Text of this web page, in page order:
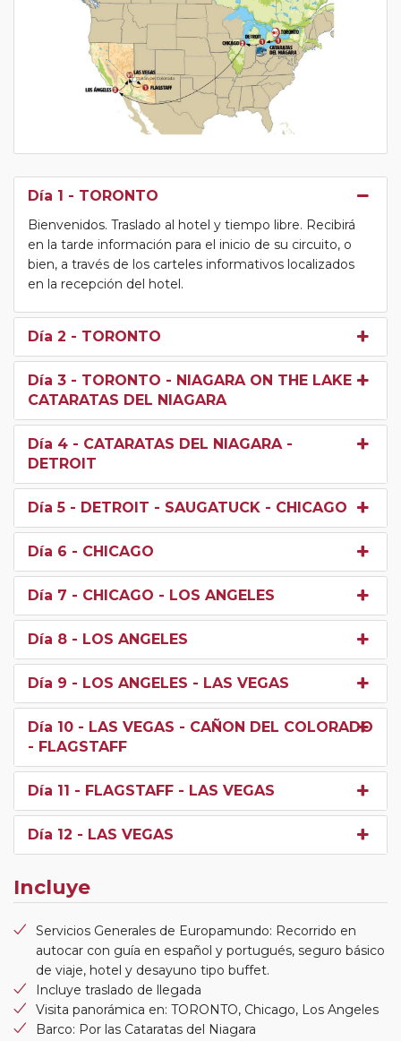
Día 1 - TORONTO
Bienvenidos. Traslado al hotel y tiempo libre. Recibirá
en la tarde información para el inicio de su circuito, o
bien, a través de los carteles informativos localizados
en la recepción del hotel.
Día 2 - TORONTO
Día 3 - TORONTO - NIAGARA ON THE LAKE -
CATARATAS DEL NIAGARA
Día 4 - CATARATAS DEL NIAGARA -
DETROIT
Día 5 - DETROIT - SAUGATUCK - CHICAGO
Día 6 - CHICAGO
Día 7 - CHICAGO - LOS ANGELES
Día 8 - LOS ANGELES
Día 9 - LOS ANGELES - LAS VEGAS
Día 10 - LAS VEGAS - CAÑON DEL COLORADO
- FLAGSTAFF
Día 11 - FLAGSTAFF - LAS VEGAS
Día 12 - LAS VEGAS
Incluye
Servicios Generales de Europamundo: Recorrido en
autocar con guía en español y portugués, seguro básico
de viaje, hotel y desayuno tipo buffet.
Incluye traslado de llegada
Visita panorámica en: TORONTO, Chicago, Los Angeles
Barco: Por las Cataratas del Niagara